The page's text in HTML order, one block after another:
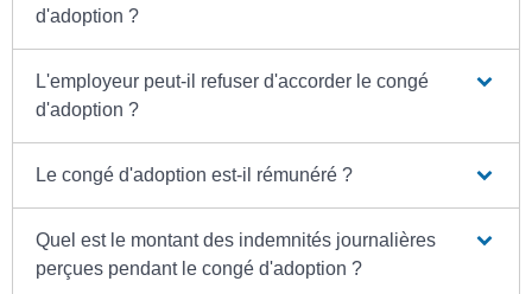
d'adoption ?
L'employeur peut-il refuser d'accorder le congé
d'adoption ?
Le congé d'adoption est-il rémunéré ?
Quel est le montant des indemnités journalières
perçues pendant le congé d'adoption ?